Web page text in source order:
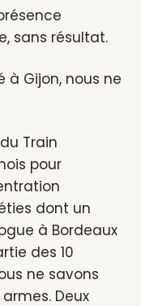
sans résultat.
à Gijon, nous ne
Train
pour
dont un
à Bordeaux
des 10
ne savons
Deux